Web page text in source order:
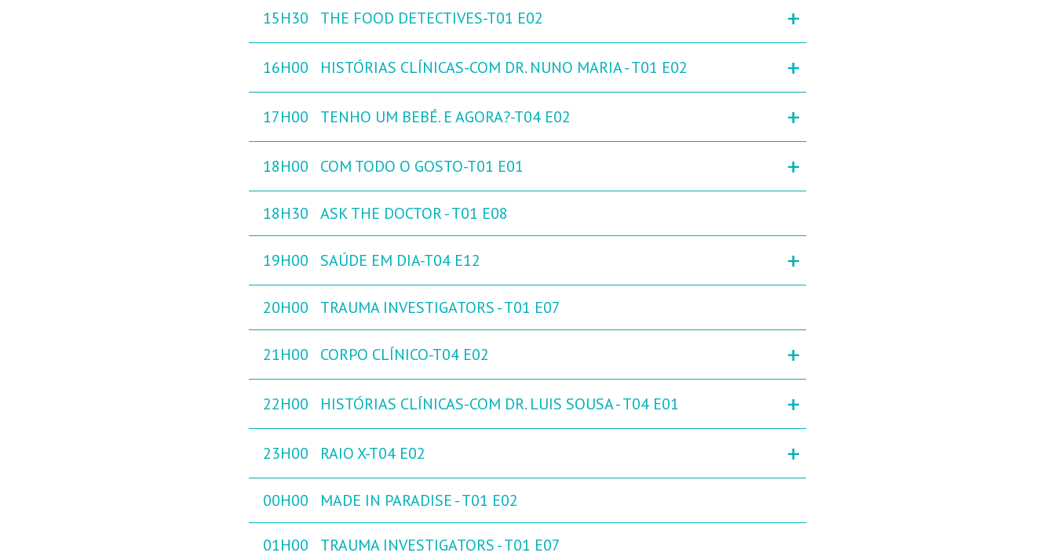
15H30 THE FOOD DETECTIVES-T01 E02 +
16H00 HISTÓRIAS CLÍNICAS-COM DR. NUNO MARIA - T01 E02 +
17H00 TENHO UM BEBÉ. E AGORA?-T04 E02 +
18H00 COM TODO O GOSTO-T01 E01 +
18H30 ASK THE DOCTOR - T01 E08
19H00 SAÚDE EM DIA-T04 E12 +
20H00 TRAUMA INVESTIGATORS - T01 E07
21H00 CORPO CLÍNICO-T04 E02 +
22H00 HISTÓRIAS CLÍNICAS-COM DR. LUIS SOUSA - T04 E01 +
23H00 RAIO X-T04 E02 +
00H00 MADE IN PARADISE - T01 E02
01H00 TRAUMA INVESTIGATORS - T01 E07